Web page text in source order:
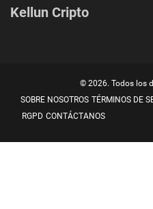
Kellun Cripto
© 2026. Todos los
SOBRE NOSOTROS TÉRMINOS DE
RGPD CONTÁCTANOS